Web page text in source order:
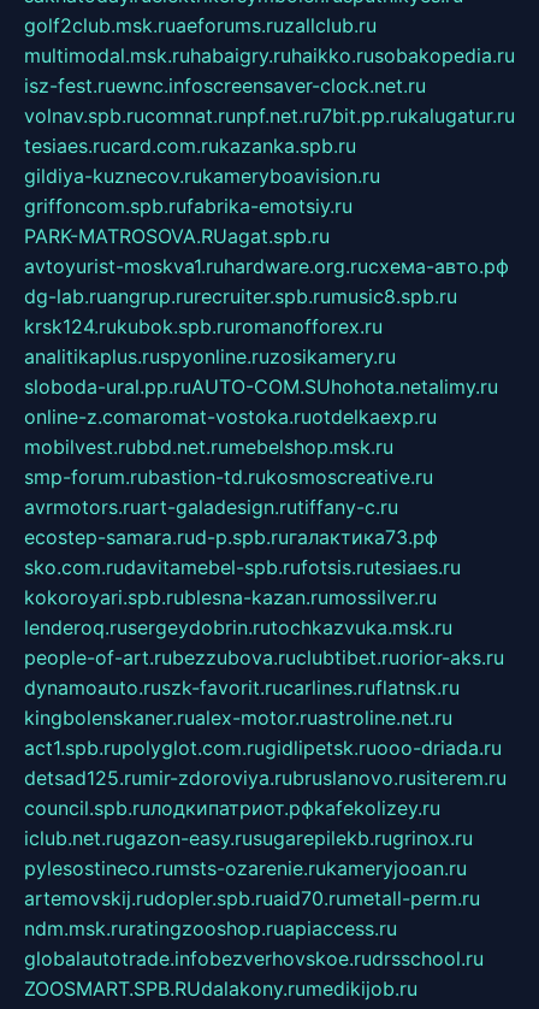
golf2club.msk.ruaeforums.ruzallclub.ru
multimodal.msk.ruhabaigry.ruhaikko.rusobakopedia.ru
isz-fest.ruewnc.infoscreensaver-clock.net.ru
volnav.spb.rucomnat.runpf.net.ru7bit.pp.rukalugatur.ru
tesiaes.rucard.com.rukazanka.spb.ru
gildiya-kuznecov.rukameryboavision.ru
griffoncom.spb.rufabrika-emotsiy.ru
PARK-MATROSOVA.RUagat.spb.ru
avtoyurist-moskva1.ruhardware.org.ruсхема-авто.рф
dg-lab.ruangrup.rurecruiter.spb.rumusic8.spb.ru
krsk124.rukubok.spb.ruromanofforex.ru
analitikaplus.ruspyonline.ruzosikamery.ru
sloboda-ural.pp.ruAUTO-COM.SUhohota.netalimy.ru
online-z.comaromat-vostoka.ruotdelkaexp.ru
mobilvest.rubbd.net.rumebelshop.msk.ru
smp-forum.rubastion-td.rukosmoscreative.ru
avrmotors.ruart-galadesign.rutiffany-c.ru
ecostep-samara.rud-p.spb.ruгалактика73.рф
sko.com.rudavitamebel-spb.rufotsis.rutesiaes.ru
kokoroyari.spb.rublesna-kazan.rumossilver.ru
lenderoq.rusergeydobrin.rutochkazvuka.msk.ru
people-of-art.rubezzubova.ruclubtibet.ruorior-aks.ru
dynamoauto.ruszk-favorit.rucarlines.ruflatnsk.ru
kingbolenskaner.rualex-motor.ruastroline.net.ru
act1.spb.rupolyglot.com.rugidlipetsk.ruooo-driada.ru
detsad125.rumir-zdoroviya.rubruslanovo.rusiterem.ru
council.spb.ruлодкипатриот.рфkafekolizey.ru
iclub.net.rugazon-easy.rusugarepilekb.rugrinox.ru
pylesostineco.rumsts-ozarenie.rukameryjooan.ru
artemovskij.rudopler.spb.ruaid70.rumetall-perm.ru
ndm.msk.ruratingzooshop.ruapiaccess.ru
globalautotrade.infobezverhovskoe.rudrsschool.ru
ZOOSMART.SPB.RUdalakony.rumedikijob.ru